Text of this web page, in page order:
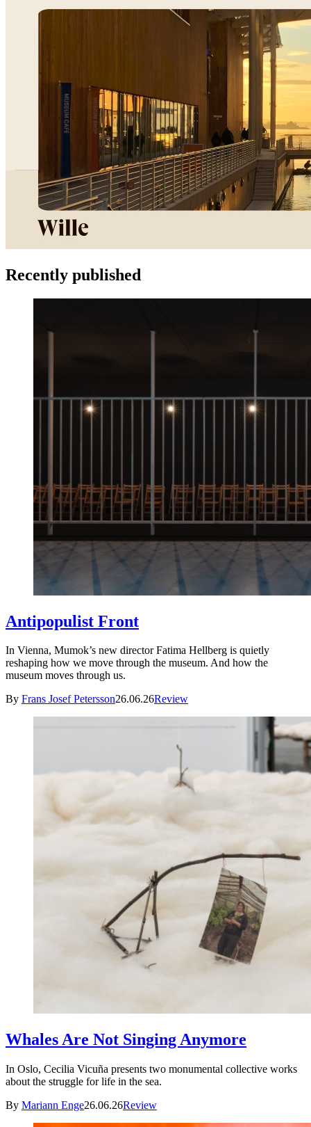
Recently published
Antipopulist Front
In Vienna, Mumok’s new director Fatima Hellberg is quietly
reshaping how we move through the museum. And how the
museum moves through us.
By Frans Josef Petersson26.06.26Review
Whales Are Not Singing Anymore
In Oslo, Cecilia Vicuña presents two monumental collective works
about the struggle for life in the sea.
By Mariann Enge26.06.26Review